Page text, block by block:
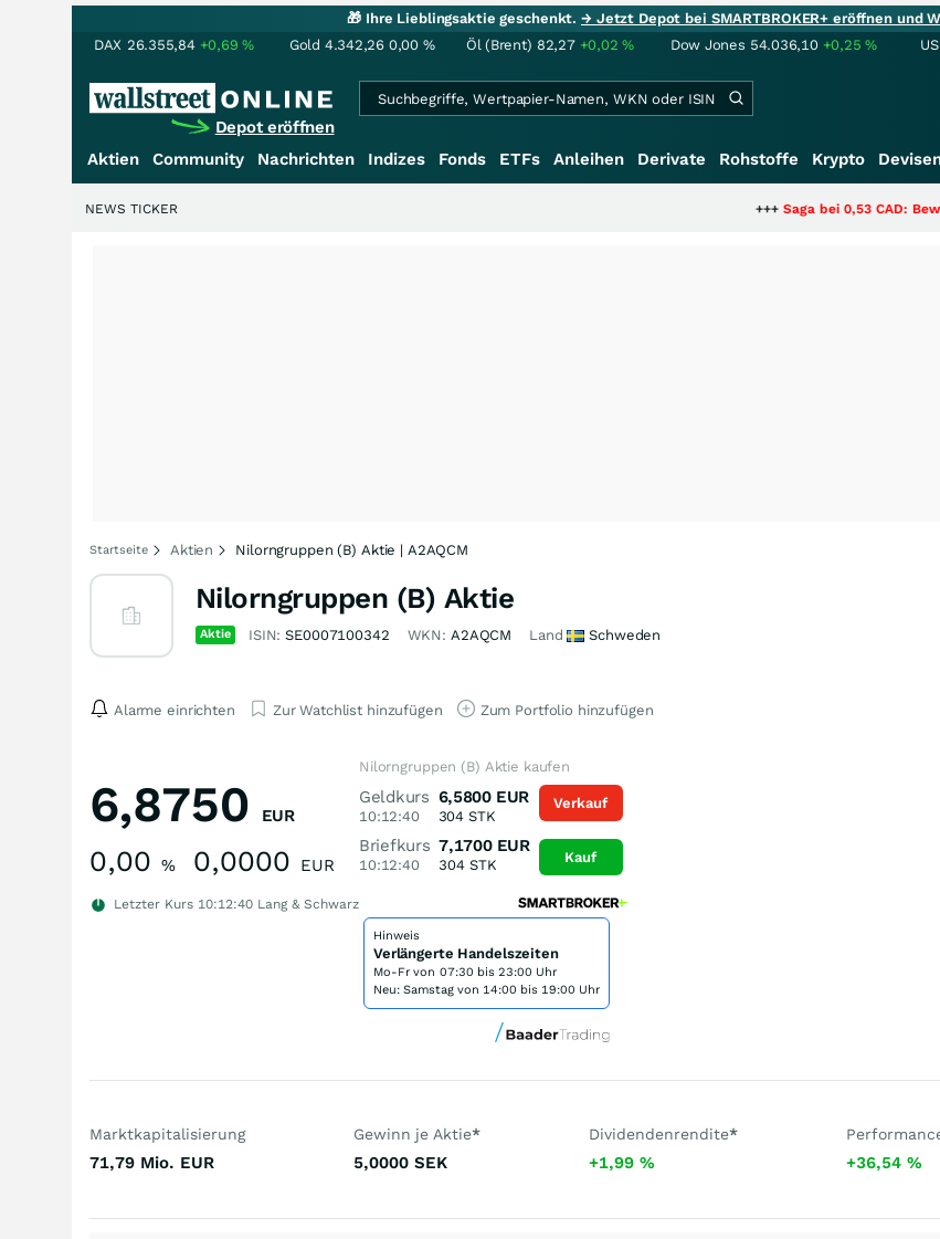
🎁 Ihre Lieblingsaktie geschenkt.→ Jetzt Depot bei SMARTBROKER+ eröffnen und
DAX 26.355,84 +0,69% Gold 4.342,26 0,00 % Öl (Brent) 82,27 +0,02% Dow Jones 54.036,10 +0,25%
Depot eröffnen
Aktien Community Nachrichten Indizes Fonds ETFs Anleihen Derivate Rohstoffe Krypto
Saga bei 0,53 CAD: Bewertet
NEWS TICKER
Startseite Aktien Nilorngruppen (B) Aktie | A2AQCM
Nilorngruppen (B) Aktie
Aktie ISIN:SE0007100342 WKN: A2AQCM Land Schweden
Alarme einrichten Zur Watchlist hinzufügen Zum Portfolio hinzufügen
6,8750 EUR
0,00 % 0,0000 EUR
Letzter Kurs 10:12:40 Lang & Schwarz
Nilorngruppen (B) Aktie kaufen
Geldkurs
10:12:40
6,5800 EUR
304 STK
Briefkurs
10:12:40
7,1700 EUR
304STK
Verkauf
Kauf
Hinweis
Verlängerte Handelszeiten
Mo-Fr von 07:30 bis 23:00 Uhr
Neu: Samstag von 14:00 bis 19:00 Uhr
Marktkapitalisierung
71,79 Mio. EUR
Gewinn je Aktie*
5,0000 SEK
Dividendenrendite*
+1,99 % +36,54 %